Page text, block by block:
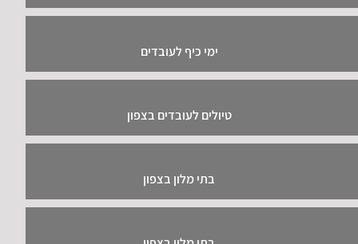
ימי כיף לעובדים
טיולים לעובדים בצפון
בתי מלון בצפון